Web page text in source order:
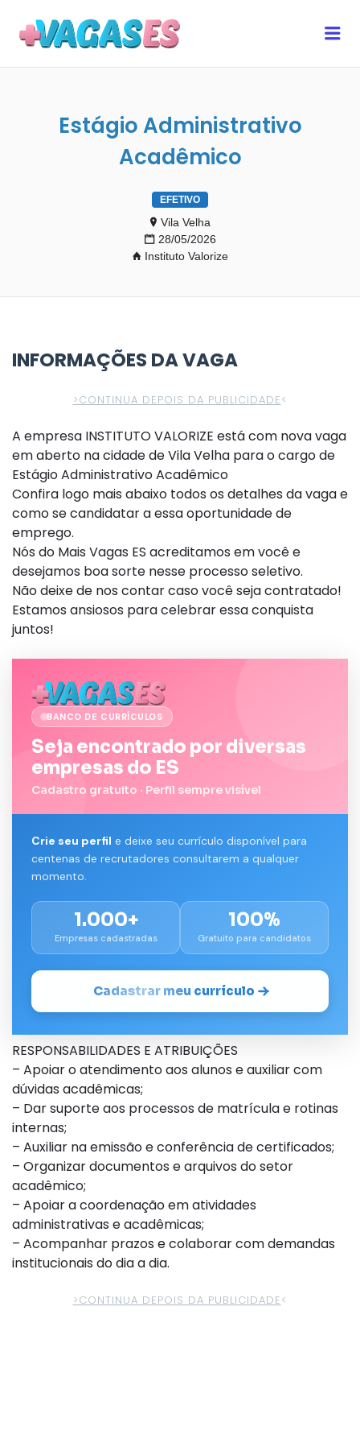
Estágio Administrativo
Acadêmico
EFETIVO
Vila Velha
28/05/2026
Instituto Valorize
INFORMAÇÕES DA VAGA
>CONTINUA DEPOIS DA PUBLICIDADE<
A empresa INSTITUTO VALORIZE está com nova vaga
em aberto na cidade de Vila Velha para o cargo de
Estágio Administrativo Acadêmico
Confira logo mais abaixo todos os detalhes da vaga e
como se candidatar a essa oportunidade de
emprego.
Nós do Mais Vagas ES acreditamos em você e
desejamos boa sorte nesse processo seletivo.
Não deixe de nos contar caso você seja contratado!
Estamos ansiosos para celebrar essa conquista
juntos!
BANCO DE CURRÍCULOS
Seja encontrado por diversas
empresas do ES
Cadastro gratuito · Perfil sempre visível
Crie seu perfil e deixe seu currículo disponível para
centenas de recrutadores consultarem a qualquer
momento.
1.000+
Empresas cadastradas
100%
Gratuito para candidatos
Cadastrar meu currículo
RESPONSABILIDADES E ATRIBUIÇÕES
– Apoiar o atendimento aos alunos e auxiliar com
dúvidas acadêmicas;
– Dar suporte aos processos de matrícula e rotinas
internas;
– Auxiliar na emissão e conferência de certificados;
– Organizar documentos e arquivos do setor
acadêmico;
– Apoiar a coordenação em atividades
administrativas e acadêmicas;
– Acompanhar prazos e colaborar com demandas
institucionais do dia a dia.
>CONTINUA DEPOIS DA PUBLICIDADE<